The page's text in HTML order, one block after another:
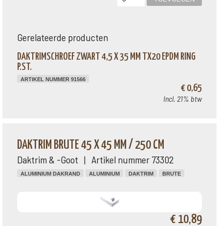
Gerelateerde producten
DAKTRIMSCHROEF ZWART 4,5 X 35 MM TX20 EPDM RING
P.ST.
ARTIKEL NUMMER 91566
€ 0,65
Incl. 21% btw
DAKTRIM BRUTE 45 X 45 MM / 250 CM
Daktrim & -Goot | Artikel nummer 73302
ALUMINIUM DAKRAND ALUMINIUM DAKTRIM BRUTE
€ 10,89